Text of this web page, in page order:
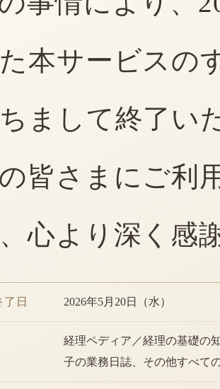
本サービスの
まして終了い
皆さまにご利
心より深く感
日 2026年5月20日（水）
経理ペディア／経理の基礎の
子の業務日誌、その他すべて